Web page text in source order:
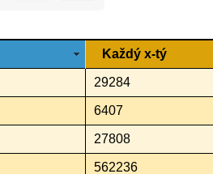
Každý x-tý
29284
6407
27808
562236